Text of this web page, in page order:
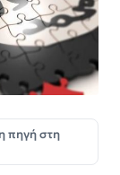
πηγή στη